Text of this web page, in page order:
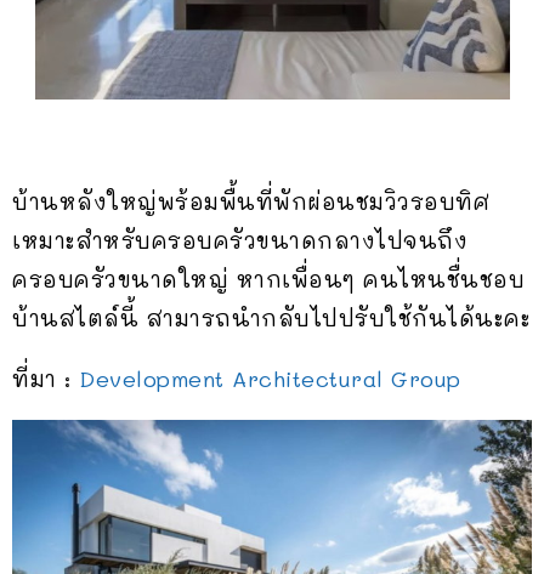
บ้านหลังใหญ่พร้อมพื้นที่พักผ่อนชมวิวรอบทิศ
เหมาะสำหรับครอบครัวขนาดกลางไปจนถึง
ครอบครัวขนาดใหญ่ หากเพื่อนๆ คนไหนชื่นชอบ
บ้านสไตล์นี้ สามารถนำกลับไปปรับใช้กันได้นะคะ
ที่มา : Development Architectural Group